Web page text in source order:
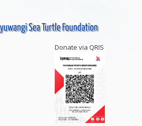
Donate via QRIS